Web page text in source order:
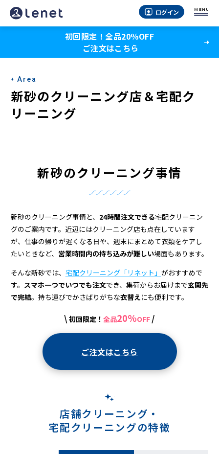
新
砂
ク
リ
ー
配
ク
リ
ー
ニ
ログイン MENU
初回限定！全品20％OFF
ご注文はこちら
Area
新砂のクリーニング店＆宅配ク
リーニング
新砂のクリーニング事情
新砂のクリーニング事情と、 24時間注文できる宅配クリーニン
グのご案内です。近辺にはクリーニング店も点在しています
が、仕事の帰りが遅くなる日や、週末にまとめて衣類をケアし
たいときなど、 営業時間内の持ち込みが難しい場面もあります。
そんな新砂では、 宅配クリーニング「リネット」 がおすすめで
す。 スマホ一つでいつでも注文でき、集荷からお届けまで玄関先
で完結。持ち運びでかさばりがちな衣替えにも便利です。
\ 初回限定！ 全品20%OFF /
ご注文はこちら
店舗クリーニング・
宅配クリーニングの特徴